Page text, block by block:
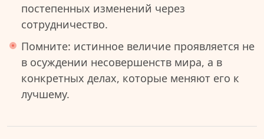
постепенных изменений через
сотрудничество.
Помните: истинное величие проявляется не
в осуждении несовершенств мира, а в
конкретных делах, которые меняют его к
лучшему.